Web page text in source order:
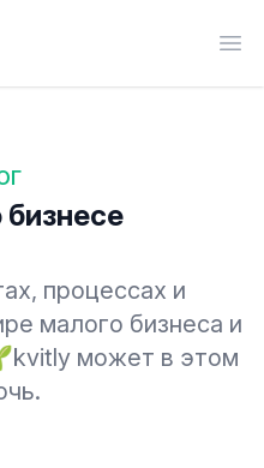
процессах и
малого бизнеса и
может в этом